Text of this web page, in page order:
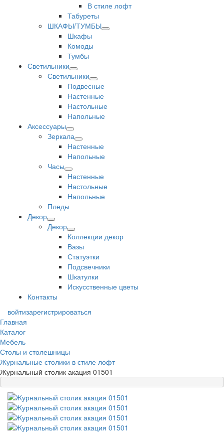
В стиле лофт
Табуреты
ШКАФЫ/ТУМБЫ
Шкафы
Комоды
Тумбы
Светильники
Светильники
Подвесные
Настенные
Настольные
Напольные
Аксессуары
Зеркала
Настенные
Напольные
Часы
Настенные
Настольные
Напольные
Пледы
Декор
Декор
Коллекции декор
Вазы
Статуэтки
Подсвечники
Шкатулки
Искусственные цветы
Контакты
войтизарегистрироваться
Главная
Каталог
Мебель
Столы и столешницы
Журнальные столики в стиле лофт
Журнальный столик акация 01501